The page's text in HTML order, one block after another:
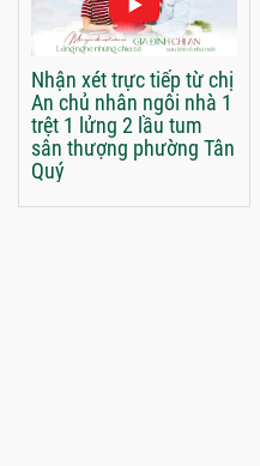
Nhận xét trực tiếp từ chị
An chủ nhân ngôi nhà 1
trệt 1 lửng 2 lầu tum
sân thượng phường Tân
Quý